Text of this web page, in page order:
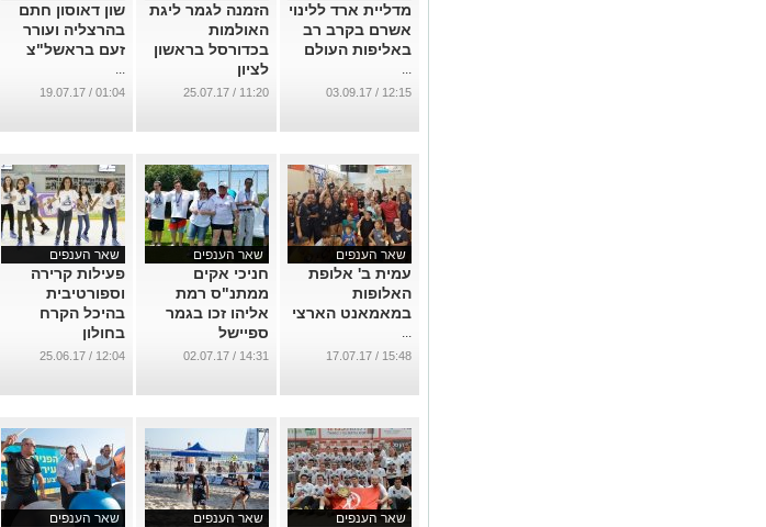
מדליית ארד ללינוי
אשרם בקרב רב
באליפות העולם
...
12:15 / 03.09.17
הזמנה לגמר ליגת
האולמות
בכדורסל בראשון
לציון
...
11:20 / 25.07.17
שון דאוסון חתם
בהרצליה ועורר
זעם בראשל"צ
...
01:04 / 19.07.17
שאר הענפים
עמית ב' אלופת
האלופות
במאמאנט הארצי
...
15:48 / 17.07.17
שאר הענפים
חניכי אקים
ממתנ"ס רמת
אליהו זכו בגמר
ספיישל
אולימפיקס
14:31 / 02.07.17
שאר הענפים
פעילות קרירה
וספורטיבית
בהיכל הקרח
בחולון
...
12:04 / 25.06.17
שאר הענפים שאר הענפים שאר הענפים